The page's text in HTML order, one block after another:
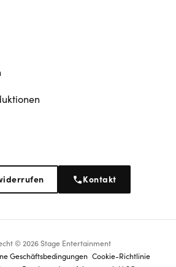
Kontakt
© 2026 Stage Entertainment
Geschäftsbedingungen Cookie-Richtlinie